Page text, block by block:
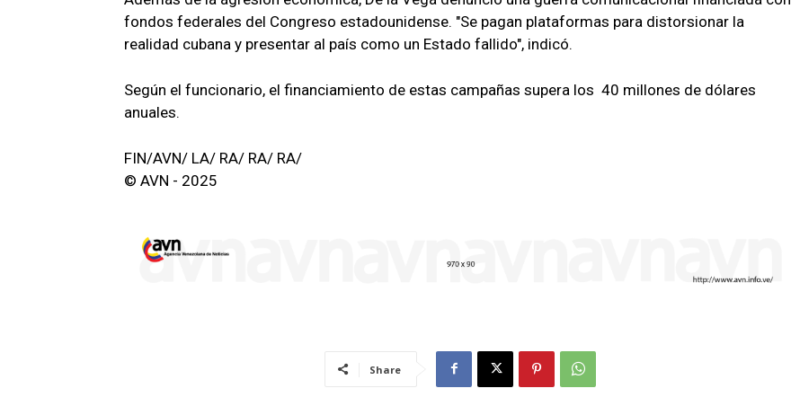
fondos federales del Congreso estadounidense. "Se pagan plataformas para distorsionar la
realidad cubana y presentar al país como un Estado fallido", indicó.
Según el funcionario, el financiamiento de estas campañas supera los 40 millones de dólares
anuales.
FIN/AVN/ LA/ RA/ RA/ RA/
© AVN - 2025
Share